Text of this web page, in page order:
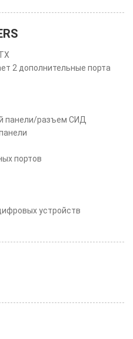
2 дополнительные порта
панели/разъем СИД
портов
устройств